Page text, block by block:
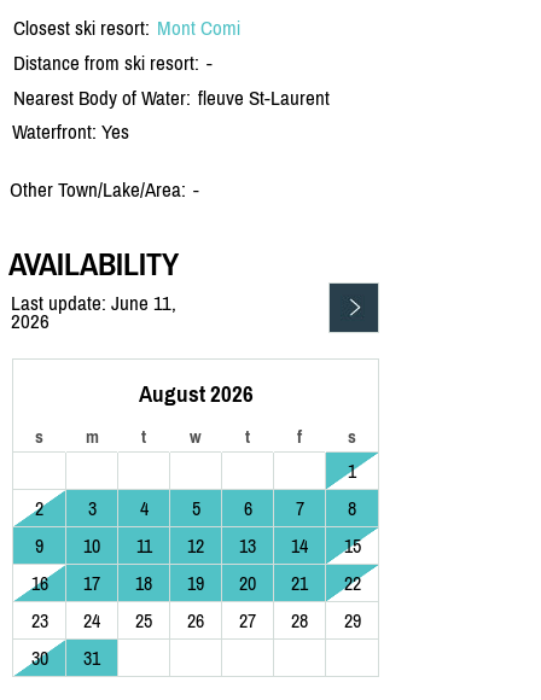
Closest ski resort: Mont Comi
Distance from ski resort: -
Nearest Body of Water: fleuve St-Laurent
Waterfront: Yes
Other Town/Lake/Area: -
AVAILABILITY
Last update: June 11,
2026
August 2026
s m t w t f s
1
2
3 4 5 6 7
8
9
10 11 12 13 14
15
16
17 18 19 20 21
22
23
24 25 26 27 28
29
30
31